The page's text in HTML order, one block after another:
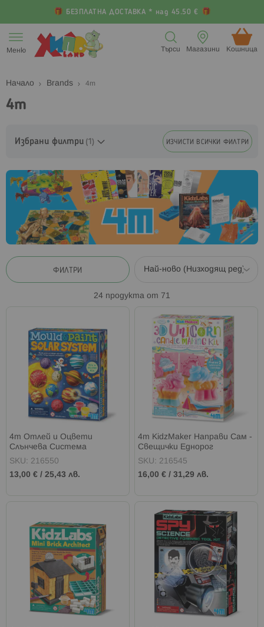
БЕЗПЛАТНА ДОСТАВКА * над 45.50 €
към
съдържанието
Меню Кошница (
Магазини
Търси
Начало Brands 4m
4m
ФИЛТРИ
24 продукта от 71
4m Отлей и Оцвети
Слънчева Система
SKU: 216550
13,00 € / 25,43 лв.
4m KidzMaker Направи Сам -
Свещички Еднорог
SKU: 216545
16,00 € /31,29 лв.
Избрани филтри ИЗЧИСТИ ВСИЧКИ ФИЛТРИ